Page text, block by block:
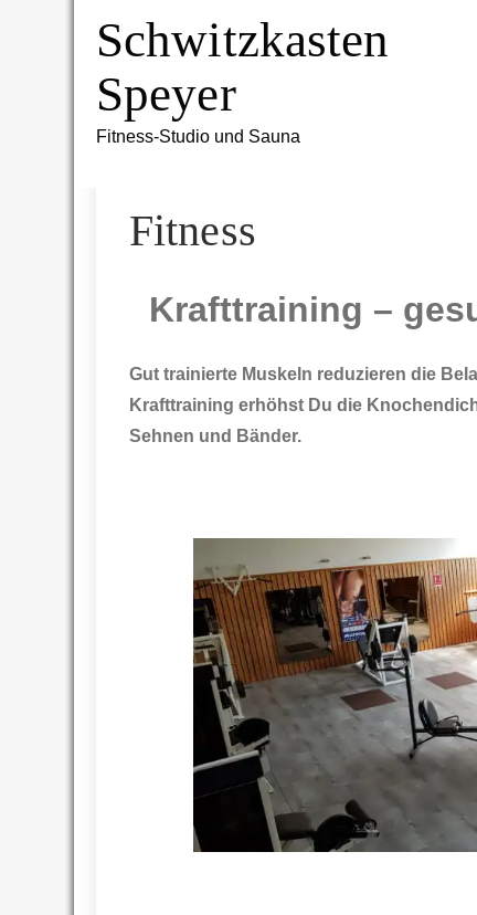
Schwitzkasten
Speyer
Fitness-Studio und Sauna
Fitness
Krafttraining –
Gut trainierte Muskeln reduzieren die
Krafttraining erhöhst Du die
Sehnen und Bänder.